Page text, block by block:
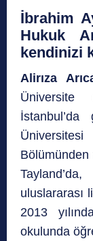
İbrahim
Hukuk
kendinizi
Alirıza
Üniversite
Bölümünden
uluslararası
2013
okulunda